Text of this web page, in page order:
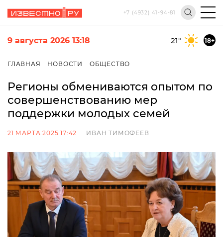
+7 (4932) 41-94-81
9 августа 2026 13:18 21° 18+
ГЛАВНАЯ НОВОСТИ ОБЩЕСТВО
Регионы обмениваются опытом по
совершенствованию мер
поддержки молодых семей
21 МАРТА 2025 17:42 ИВАН ТИМОФЕЕВ